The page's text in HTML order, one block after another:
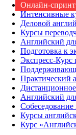
Онлайн-спринт
Интенсивные
Деловой
Курсы
Английский
Подготовка к
Экспресс-Курс
Практический
Английский
Собеседование
Курсы
Курс